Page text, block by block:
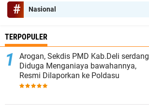
Nasional
TERPOPULER
‎Arogan, Sekdis PMD Kab.Deli serdang
Diduga Menganiaya bawahannya,
Resmi Dilaporkan ke Poldasu